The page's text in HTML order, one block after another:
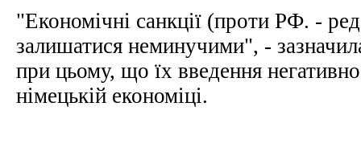
"Економічні санкції (проти РФ. -
залишатися неминучими", -
при цьому, що їх введення негативно
німецькій економіці.